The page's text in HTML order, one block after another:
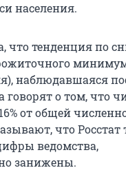
населения.
что тенденция по
наблюдавшаяся
говорят о том, что
от общей
что Росстат
ведомства,
занижены.